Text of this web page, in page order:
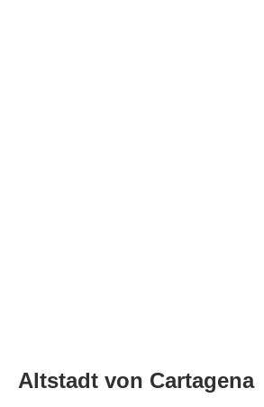
Altstadt von Cartagena